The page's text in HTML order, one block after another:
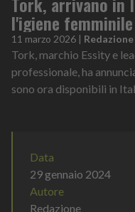
l'igiene
11 marzo 2026 | Redazione
Tork, marchio Essity e
professionale, ha
sono ora disponibili in
Data
29 gennaio 2024
Autore
Redazione